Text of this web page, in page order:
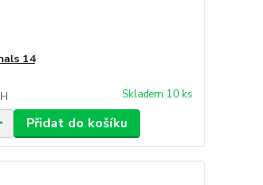
14
Skladem 10 ks
Přidat do košíku